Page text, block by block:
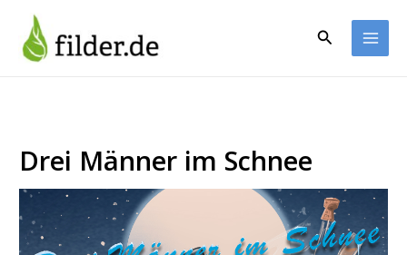
Inhalt
springen
Suchen
Drei Männer im Schnee